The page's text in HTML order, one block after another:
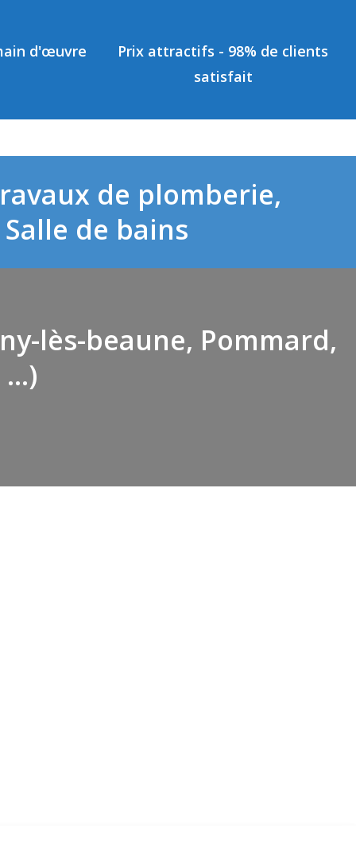
d'œuvre
Prix attractifs - 98% de clients
satisfait
de plomberie,
de bains
lès-beaune, Pommard,
…)